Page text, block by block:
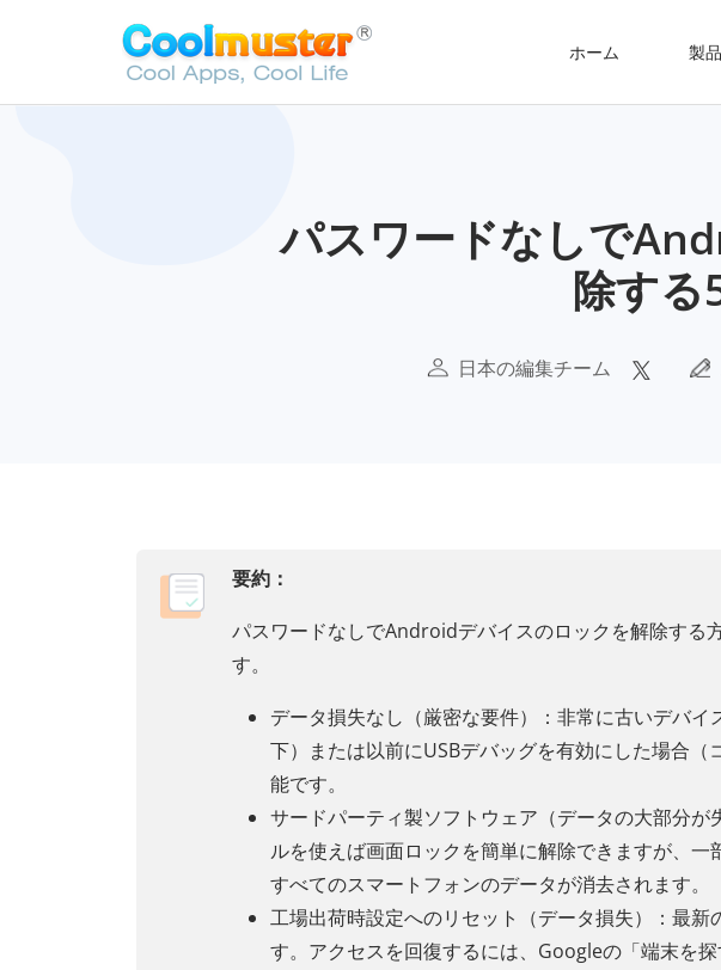
ホーム 製品
パスワードなしで
除する
日本の編集チーム
要約：
パスワードなしでAndroidデバイスのロックを解除する
す。
データ損失なし（厳密な要件）：非常に古いデバ
下）または以前にUSBデバッグを有効にした場合
能です。
サードパーティ製ソフトウェア（データの大部分
ルを使えば画面ロックを簡単に解除できますが、
すべてのスマートフォンのデータが消去されます。
工場出荷時設定へのリセット（データ損失）：最
す。アクセスを回復するには、Googleの「端末を